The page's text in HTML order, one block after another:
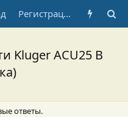
Регистрация
Kluger ACU25 В
ответы.